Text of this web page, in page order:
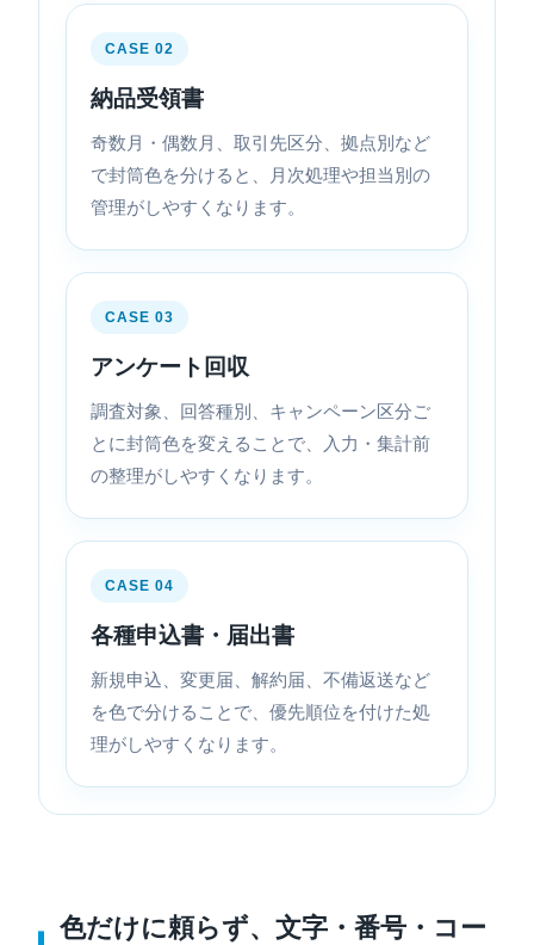
CASE 02
納品受領書
奇数月・偶数月、取引先区分、拠点別など
で封筒色を分けると、月次処理や担当別の
管理がしやすくなります。
CASE 03
アンケート回収
調査対象、回答種別、キャンペーン区分ご
とに封筒色を変えることで、入力・集計前
の整理がしやすくなります。
CASE 04
各種申込書・届出書
新規申込、変更届、解約届、不備返送など
を色で分けることで、優先順位を付けた処
理がしやすくなります。
色だけに頼らず、文字・番号・コー